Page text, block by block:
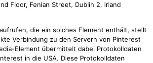
Floor, Fenian Street, Dublin 2, Irland
die ein solches Element enthält, stellt
Verbindung zu den Servern von Pinterest
Element übermittelt dabei Protokolldaten
in die USA. Diese Protokolldaten